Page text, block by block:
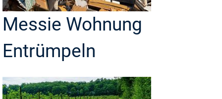
Messie Wohnung
Entrümpeln